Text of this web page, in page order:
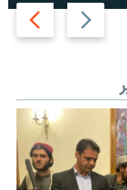
Previous
slide
Next
slide